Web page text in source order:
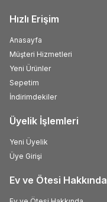
Hızlı Erişim
Anasayfa
Müşteri Hizmetleri
Yeni Ürünler
Sepetim
İndirimdekiler
Üyelik İşlemleri
Yeni Üyelik
Üye Girişi
Ev ve Ötesi Hakkında